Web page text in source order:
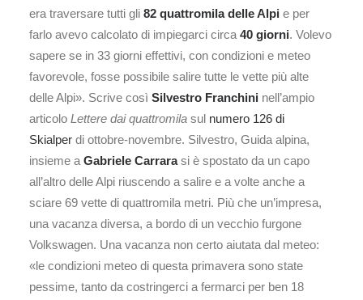
era traversare tutti gli 82 quattromila delle Alpi e per
farlo avevo calcolato di impiegarci circa 40 giorni. Volevo
sapere se in 33 giorni effettivi, con condizioni e meteo
favorevole, fosse possibile salire tutte le vette più alte
delle Alpi». Scrive così Silvestro Franchini nell’ampio
articolo Lettere dai quattromila sul numero 126 di
Skialper di ottobre-novembre. Silvestro, Guida alpina,
insieme a Gabriele Carrarasi è spostato da un capo
all’altro delle Alpi riuscendo a salire e a volte anche a
sciare 69 vette di quattromila metri. Più che un’impresa,
una vacanza diversa, a bordo di un vecchio furgone
Volkswagen. Una vacanza non certo aiutata dal meteo:
«le condizioni meteo di questa primavera sono state
pessime, tanto da costringerci a fermarci per ben 18